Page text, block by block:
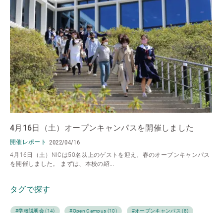
4月16日（土）オープンキャンパスを開催しました
開催レポート 2022/04/16
4月16日（土）NICは50名以上のゲストを迎え、春のオープンキャンパス
を開催しました。 まずは、本校の紹...
タグで探す
#学校説明会 (14) #Open Campus (10) #オープンキャンパス (8)